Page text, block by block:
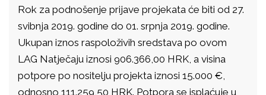
Rok za podnošenje prijave projekata će biti od 27.
svibnja 2019. godine do 01. srpnja 2019. godine.
Ukupan iznos raspoloživih sredstava po ovom
LAG Natječaju iznosi 906.366,00 HRK, a visina
potpore po nositelju projekta iznosi 15.000 €,
odnosno 111.259,50 HRK. Potpora se isplaćuje u